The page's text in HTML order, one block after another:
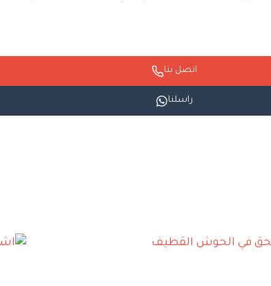
اتصل بنا
راسلنا